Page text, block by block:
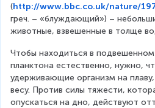
(http://www.bbc.co.uk/nature/
греч. – «блуждающий») –
животные, взвешенные в толще
Чтобы находиться в
планктона естественно, нужно,
удерживающие организм на
весу. Против силы тяжести,
опускаться на дно, действуют